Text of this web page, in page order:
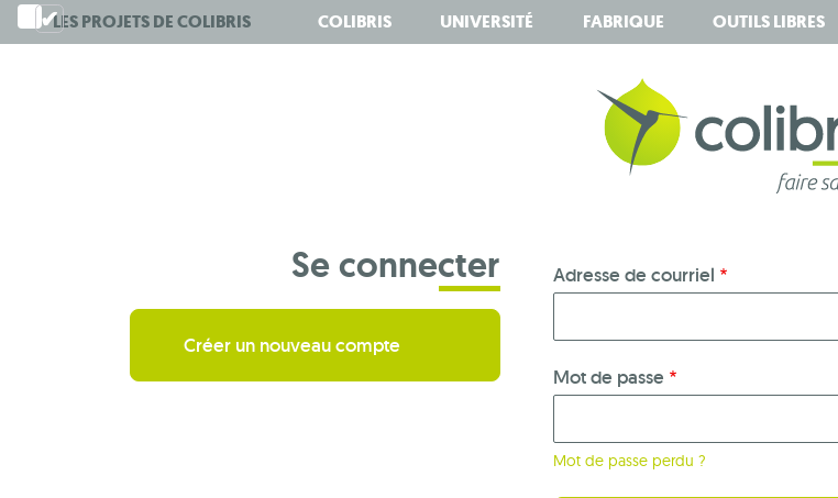
LES PROJETS DECOLIBRIS COLIBRIS UNIVERSITÉ FABRIQUE OUTILS LIBRES
Se connecter
Créer un nouveau compte
Adresse de courriel
Mot de passe
Mot de passe perdu ?